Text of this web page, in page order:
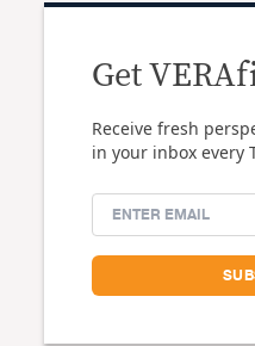
Get
Receive fresh
in your inbox every